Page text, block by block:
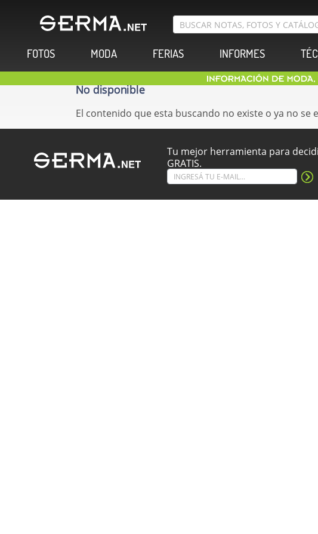
FOTOS MODA FERIAS INFORMES
No disponible
El contenido que esta buscando no existe o ya no se
Tu mejor herramienta para
GRATIS.